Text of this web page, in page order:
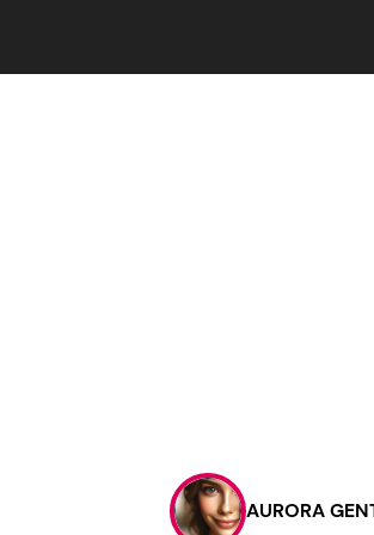
Contattaci
PubblicitàAURORA